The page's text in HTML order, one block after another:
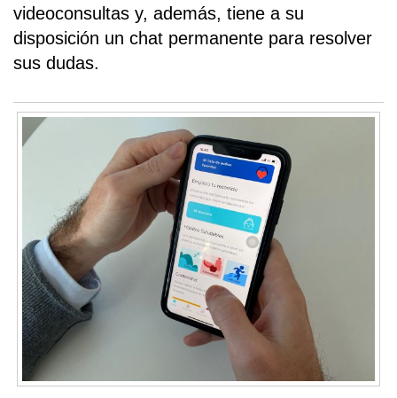
videoconsultas y, además, tiene a su
disposición un chat permanente para resolver
sus dudas.